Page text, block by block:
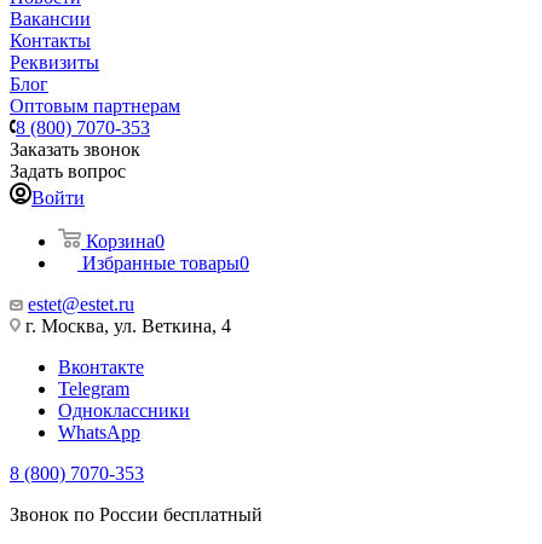
Вакансии
Контакты
Реквизиты
Блог
Оптовым партнерам
8 (800) 7070-353
Заказать звонок
Задать вопрос
Войти
Корзина0
Избранные товары0
estet@estet.ru
г. Москва, ул. Веткина, 4
Вконтакте
Telegram
Одноклассники
WhatsApp
8 (800) 7070-353
Звонок по России бесплатный